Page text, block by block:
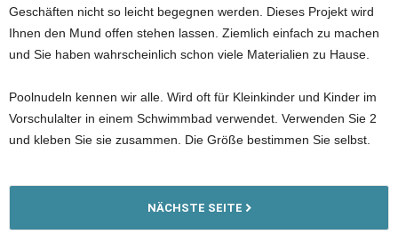
Geschäften nicht so leicht begegnen werden. Dieses Projekt wird
Ihnen den Mund offen stehen lassen. Ziemlich einfach zu machen
und Sie haben wahrscheinlich schon viele Materialien zu Hause.
Poolnudeln kennen wir alle. Wird oft für Kleinkinder und Kinder im
Vorschulalter in einem Schwimmbad verwendet. Verwenden Sie 2
und kleben Sie sie zusammen. Die Größe bestimmen Sie selbst.
NÄCHSTE SEITE